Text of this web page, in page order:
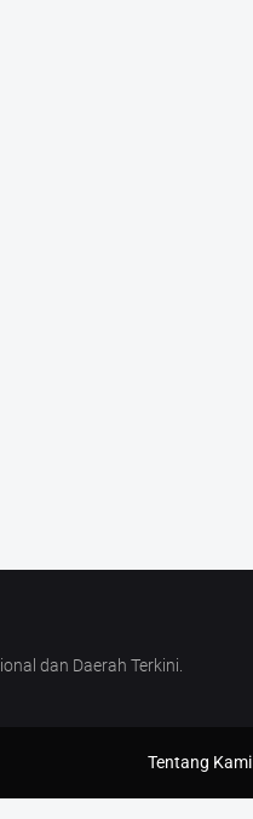
dan Daerah Terkini.
Tentang Kami